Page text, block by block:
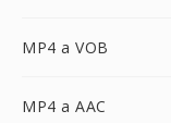
MP4 a VOB
MP4 a AAC